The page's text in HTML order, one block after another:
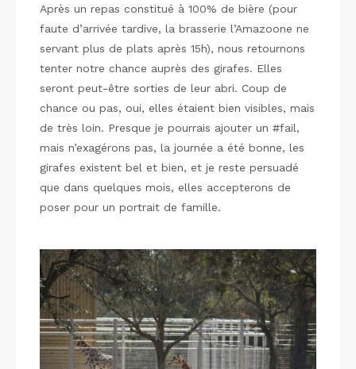
Après un repas constitué à 100% de bière (pour
faute d’arrivée tardive, la brasserie l’Amazoone ne
servant plus de plats après 15h), nous retournons
tenter notre chance auprès des girafes. Elles
seront peut-être sorties de leur abri. Coup de
chance ou pas, oui, elles étaient bien visibles, mais
de très loin. Presque je pourrais ajouter un #fail,
mais n’exagérons pas, la journée a été bonne, les
girafes existent bel et bien, et je reste persuadé
que dans quelques mois, elles accepterons de
poser pour un portrait de famille.